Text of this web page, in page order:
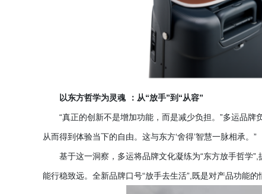
以东方哲学为灵魂 ：从“放手”到“从容”
“真正的创新不是增加功能，而是减少负担。”多运品牌
从而得到体验当下的自由。这与东方‘舍得’智慧一脉相承。”
基于这一洞察，多运将品牌文化凝练为“东方放手哲学
能行稳致远。全新品牌口号“放手去生活”,既是对产品功能的